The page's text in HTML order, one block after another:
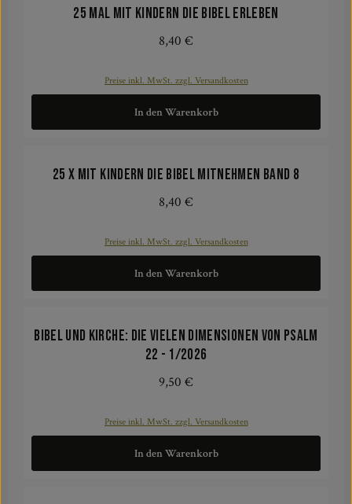
25 mal mit Kindern die Bibel erleben
Regulärer Preis:
8,40 €
Preise inkl. MwSt. zzgl. Versandkosten
In den Warenkorb
25 x mit Kindern die Bibel mitnehmen Band 8
Regulärer Preis:
8,40 €
Preise inkl. MwSt. zzgl. Versandkosten
In den Warenkorb
Bibel und Kirche: Die vielen Dimensionen von Psalm
22 - 1/2026
Regulärer Preis:
9,50 €
Preise inkl. MwSt. zzgl. Versandkosten
In den Warenkorb